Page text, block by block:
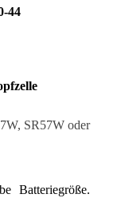
44
SR57W oder
Batteriegröße.